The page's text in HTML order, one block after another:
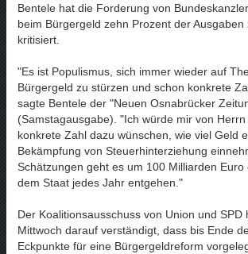
Bentele hat die Forderung von
beim Bürgergeld zehn Prozent der
kritisiert.
"Es ist Populismus, sich immer wieder auf
Bürgergeld zu stürzen und schon konkrete
sagte Bentele der "Neuen Osnabrücker
(Samstagausgabe). "Ich würde mir von
konkrete Zahl dazu wünschen, wie viel Geld
Bekämpfung von Steuerhinterziehung
Schätzungen geht es um 100 Milliarden Euro
dem Staat jedes Jahr entgehen."
Der Koalitionsausschuss von Union und SPD
Mittwoch darauf verständigt, dass bis Ende
Eckpunkte für eine Bürgergeldreform